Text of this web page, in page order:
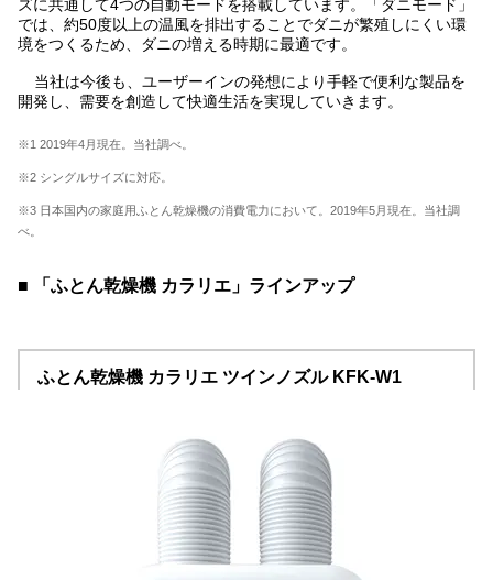
ズに共通して4つの自動モードを搭載しています。「ダニモード」
では、約50度以上の温風を排出することでダニが繁殖しにくい環
境をつくるため、ダニの増える時期に最適です。
当社は今後も、ユーザーインの発想により手軽で便利な製品を
開発し、需要を創造して快適生活を実現していきます。
※1 2019年4月現在。当社調べ。
※2 シングルサイズに対応。
※3 日本国内の家庭用ふとん乾燥機の消費電力において。2019年5月現在。当社調
べ。
■ 「ふとん乾燥機 カラリエ」ラインアップ
ふとん乾燥機 カラリエ ツインノズル KFK-W1